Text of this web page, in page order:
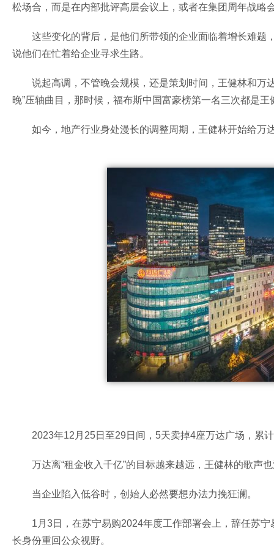
松场合，而是在内部批评高层会议上，或者在集团周年战略
这些变化的背后，是他们所带领的企业面临着增长难题
说他们在忙着给企业寻求生路。
说起高调，不管晚会规模，还是策划时间，王健林和万
晚”压轴曲目，那时候，福布斯中国富豪榜第一名三次都是王
如今，地产行业身处漫长的调整周期，王健林开始给万
2023年12月25日至29日间，5天卖掉4座万达广场，累
万达离“租金收入千亿”的目标越来越远，王健林的歌声
当企业陷入低谷时，创始人必然要想办法力挽狂澜。
1月3日，在苏宁易购2024年度工作部署会上，辞任苏
长身份重回公众视野。